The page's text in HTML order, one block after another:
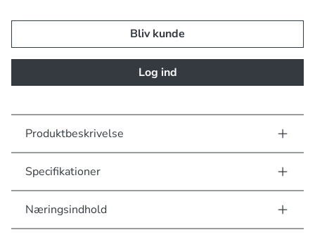
Bliv kunde
Log ind
Produktbeskrivelse
Specifikationer
Næringsindhold